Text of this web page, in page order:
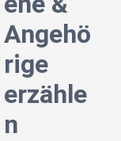
Angehö
rige
erzähle
n